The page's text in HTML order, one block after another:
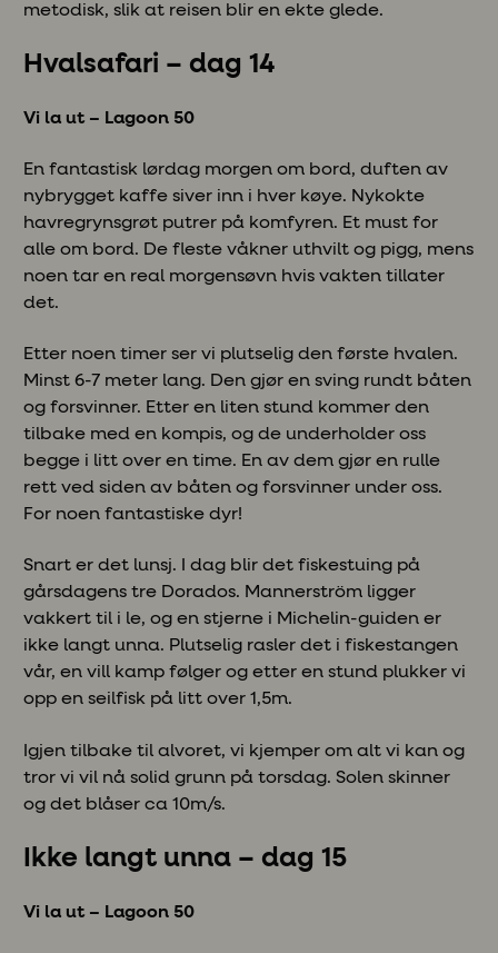
metodisk, slik at reisen blir en ekte glede.
Hvalsafari – dag 14
Vi la ut – Lagoon 50
En fantastisk lørdag morgen om bord, duften av
nybrygget kaffe siver inn i hver køye. Nykokte
havregrynsgrøt putrer på komfyren. Et must for
alle om bord. De fleste våkner uthvilt og pigg, mens
noen tar en real morgensøvn hvis vakten tillater
det.
Etter noen timer ser vi plutselig den første hvalen.
Minst 6-7 meter lang. Den gjør en sving rundt båten
og forsvinner. Etter en liten stund kommer den
tilbake med en kompis, og de underholder oss
begge i litt over en time. En av dem gjør en rulle
rett ved siden av båten og forsvinner under oss.
For noen fantastiske dyr!
Snart er det lunsj. I dag blir det fiskestuing på
gårsdagens tre Dorados. Mannerström ligger
vakkert til i le, og en stjerne i Michelin-guiden er
ikke langt unna. Plutselig rasler det i fiskestangen
vår, en vill kamp følger og etter en stund plukker vi
opp en seilfisk på litt over 1,5m.
Igjen tilbake til alvoret, vi kjemper om alt vi kan og
tror vi vil nå solid grunn på torsdag. Solen skinner
og det blåser ca 10m/s.
Ikke langt unna – dag 15
Vi la ut – Lagoon 50